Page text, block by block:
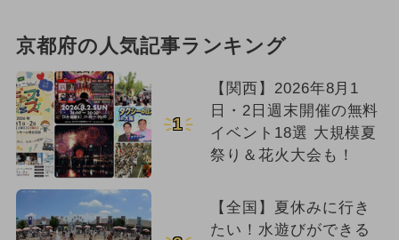
京都府の人気記事ランキング
1
【関西】2026年8月1
日・2日週末開催の無料
イベント18選 大規模夏
祭り＆花火大会も！
【全国】夏休みに行き
たい！水遊びができる